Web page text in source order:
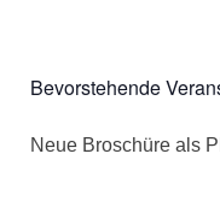
Bevorstehende
Neue Broschüre als